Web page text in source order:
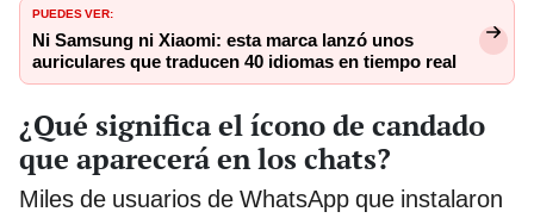
PUEDES VER:
Ni Samsung ni Xiaomi: esta marca lanzó unos
auriculares que traducen 40 idiomas en tiempo real
¿Qué significa el ícono de candado
que aparecerá en los chats?
Miles de usuarios de WhatsApp que instalaron